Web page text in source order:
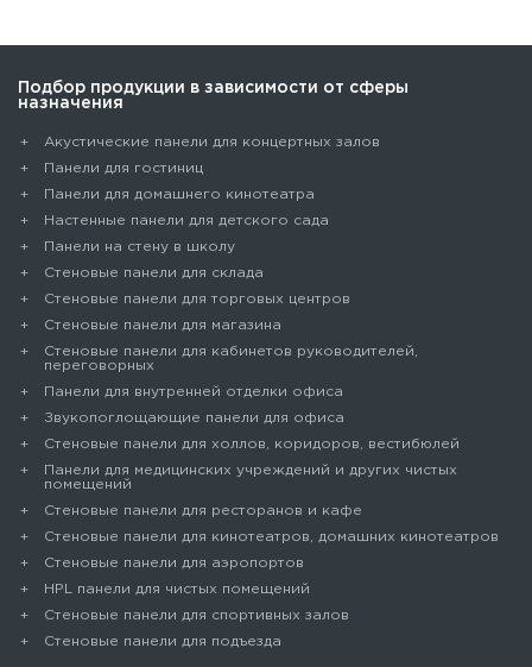
Подбор продукции в зависимости от сферы
назначения
Акустические панели для концертных залов
Панели для гостиниц
Панели для домашнего кинотеатра
Настенные панели для детского сада
Панели на стену в школу
Стеновые панели для склада
Cтеновые панели для торговых центров
Стеновые панели для магазина
Стеновые панели для кабинетов руководителей,
переговорных
Панели для внутренней отделки офиса
Звукопоглощающие панели для офиса
Стеновые панели для холлов, коридоров, вестибюлей
Панели для медицинских учреждений и других чистых
помещений
Стеновые панели для ресторанов и кафе
Стеновые панели для кинотеатров, домашних кинотеатров
Стеновые панели для аэропортов
HPL панели для чистых помещений
Стеновые панели для спортивных залов
Стеновые панели для подъезда